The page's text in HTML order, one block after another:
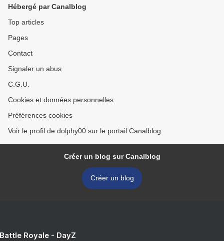
Hébergé par Canalblog
Top articles
Pages
Contact
Signaler un abus
C.G.U.
Cookies et données personnelles
Préférences cookies
Voir le profil de dolphy00 sur le portail Canalblog
Créer un blog sur Canalblog
Créer un blog
Royale - DayZ